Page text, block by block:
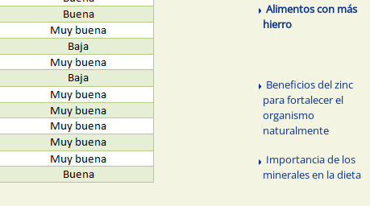
Alimentos con más
hierro
Beneficios del zinc
para fortalecer el
organismo
naturalmente
Importancia de los
minerales en la dieta